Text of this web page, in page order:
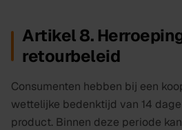
Artikel 8.
retourbeleid
Consumenten hebben bij een
wettelijke bedenktijd van 14
product. Binnen deze periode